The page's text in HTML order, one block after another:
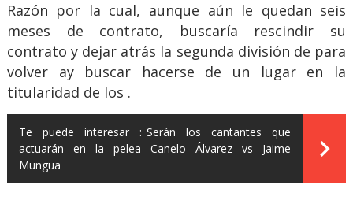
Razón por la cual, aunque aún le quedan seis
meses de contrato, buscaría rescindir su
contrato y dejar atrás la segunda división de para
volver ay buscar hacerse de un lugar en la
titularidad de los .
Te puede interesar : Serán los cantantes que
actuarán en la pelea Canelo Álvarez vs Jaime
Mungua